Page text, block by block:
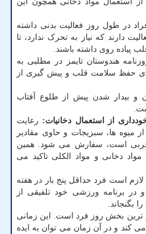
در طول روز فعالیت بدنی داشته
دارند که نیاز به تحرک ندارد، تا
پیاده روی داشته باشند.
هندوستان تایمز در مطلبی به
حفظ سلامت قلب و پیش گیری از
و بیدار شدن پیش از طلوع آفتاب
از استعمال دخانیات: رعایت
میوه ها، سبزیجات و حاوی مقادیر
است، سفارش می شود. همین
دخانی و مواد الکلی تاکید می
لازم است فرد حداقل پنج بار در هفته
کند و در برنامه ورزشی خود تلفیقی از
بگنجاند.
ترین بخش روز فرد است. این زمانی
کند و در آن زمان می توان به ایده